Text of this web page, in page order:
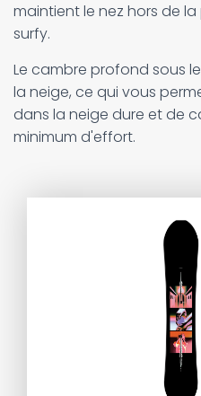
maintient le nez hors de
surfy.
Le cambre profond sous
la neige, ce qui vous
dans la neige dure et de
minimum d'effort.